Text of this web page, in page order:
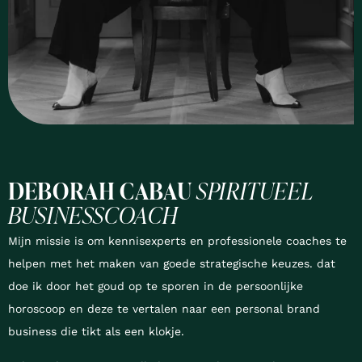
DEBORAH CABAUSPIRITUEEL
BUSINESSCOACH
Mijn missie is om kennisexperts en professionele coaches te
helpen met het maken van goede strategische keuzes. dat
doe ik door het goud op te sporen in de persoonlijke
horoscoop en deze te vertalen naar een personal brand
business die tikt als een klokje.